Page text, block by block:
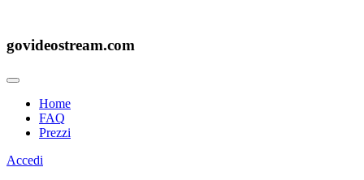
govideostream.com
Home
FAQ
Prezzi
Accedi